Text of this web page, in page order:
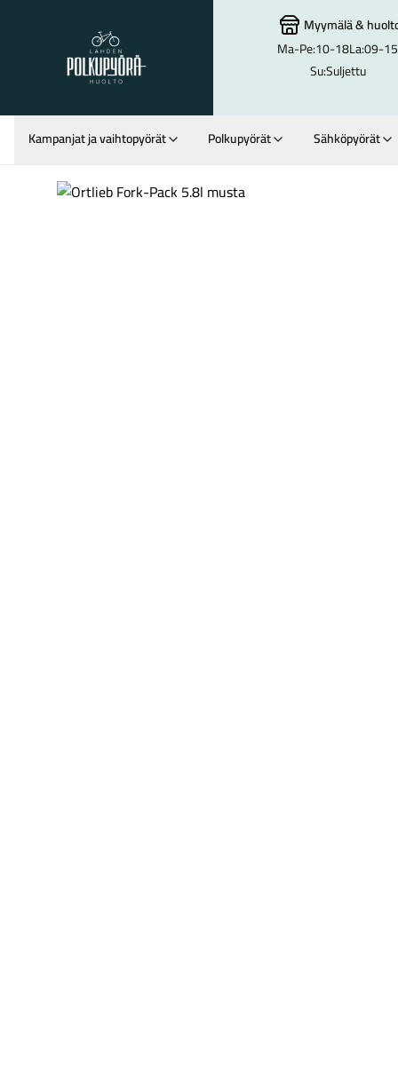
Lahden Polkupyörähuolto - etusivulle
Myymälä&
Ma-Pe:10-18La:09-15
Su:Suljettu
Hakutulokset
Kampanjat ja vaihtopyörät Polkupyörät Sähköpyörät